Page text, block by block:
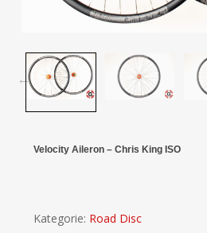
Velocity Aileron – Chris King ISO
Kategorie: Road Disc